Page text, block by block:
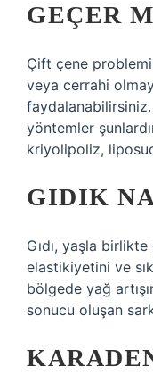
GEÇER
Çift çene
veya cerrahi
faydalanabilirsiniz.
yöntemler
kriyolipoliz,
GIDIK
Gıdı, yaşla
elastikiyetini ve
bölgede yağ
sonucu oluşan